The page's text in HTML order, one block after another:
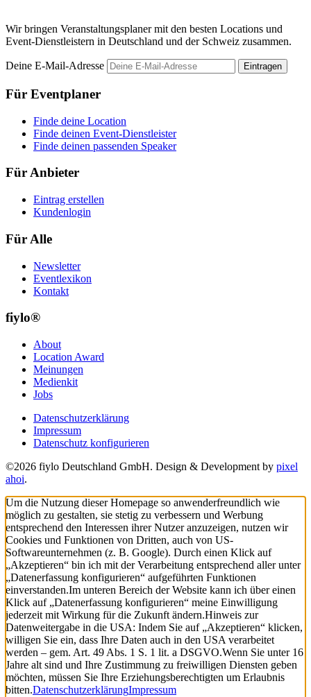
Wir bringen Veranstaltungsplaner mit den besten Locations und
Event-Dienstleistern in Deutschland und der Schweiz zusammen.
Deine E-Mail-Adresse Eintragen
Für Eventplaner
Finde deine Location
Finde deinen Event-Dienstleister
Finde deinen passenden Speaker
Für Anbieter
Eintrag erstellen
Kundenlogin
Für Alle
Newsletter
Eventlexikon
Kontakt
fiylo®
About
Location Award
Meinungen
Medienkit
Jobs
Datenschutzerklärung
Impressum
Datenschutz konfigurieren
©2026 fiylo Deutschland GmbH. Design & Development by pixel
ahoi.
Um die Nutzung dieser Homepage so anwenderfreundlich wie
möglich zu gestalten, sie stetig zu verbessern und Werbung
entsprechend den Interessen ihrer Nutzer anzuzeigen, nutzen wir
Cookies und Funktionen von Dritten, auch von US-
Softwareunternehmen (z. B. Google). Durch einen Klick auf
„Akzeptieren“ bin ich mit der Verarbeitung entsprechend aller unter
„Datenerfassung konfigurieren“ aufgeführten Funktionen
einverstanden.Im unteren Bereich der Website kann ich über einen
Klick auf „Datenerfassung konfigurieren“ meine Einwilligung
jederzeit mit Wirkung für die Zukunft ändern.Hinweis zur
Datenweitergabe in die USA: Indem Sie auf „Akzeptieren“ klicken,
willigen Sie ein, dass Ihre Daten auch in den USA verarbeitet
werden – gem. Art. 49 Abs. 1 S. 1 lit. a DSGVO.Wenn Sie unter 16
Jahre alt sind und Ihre Zustimmung zu freiwilligen Diensten geben
möchten, müssen Sie Ihre Erziehungsberechtigten um Erlaubnis
bitten.DatenschutzerklärungImpressum